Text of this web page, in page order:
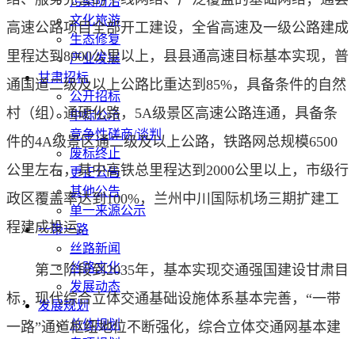
文化旅游
生态修复
产业发展
甘肃招标
公开招标
中标公示
竞争性磋商/谈判
废标终止
更正公告
其他公告
单一来源公示
一带一路
丝路新闻
丝路文化
发展动态
发展规划
总体规划
高速公路项目全部开工建设，全省高速及一级公路建成
里程达到8000公里以上，县县通高速目标基本实现，普
通国道二级及以上公路比重达到85%，具备条件的自然
村（组）通硬化路，5A级景区高速公路连通，具备条
件的4A级景区通二级及以上公路，铁路网总规模6500
公里左右，其中高铁总里程达到2000公里以上，市级行
政区覆盖率达到100%，兰州中川国际机场三期扩建工
程建成投运。
第二阶段到2035年，基本实现交通强国建设甘肃目
标，现代综合立体交通基础设施体系基本完善，“一带
一路”通道枢纽地位不断强化，综合立体交通网基本建